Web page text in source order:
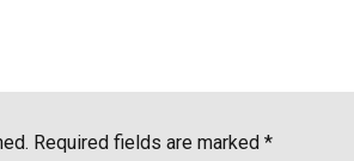
Required fields are marked *